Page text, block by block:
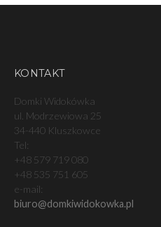
KONTAKT
Domki Widokówka
ul. Modrzewiowa 25
34-440 Kluszkowce
Tel:
+48 579 719 080
+48 535 751 605
e-mail:
biuro@domkiwidokowka.pl